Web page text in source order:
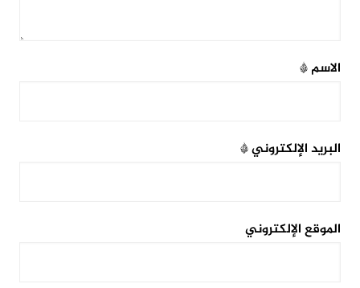
الاسم*
البريد الإلكتروني*
الموقع الإلكتروني